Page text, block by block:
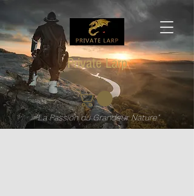
Private Larp
"La Passion du Grandeur Nature"